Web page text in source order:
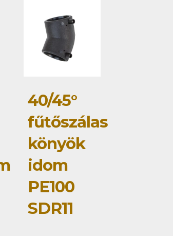
40/45°
fűtőszálas
könyök
idom
PE100
SDR11